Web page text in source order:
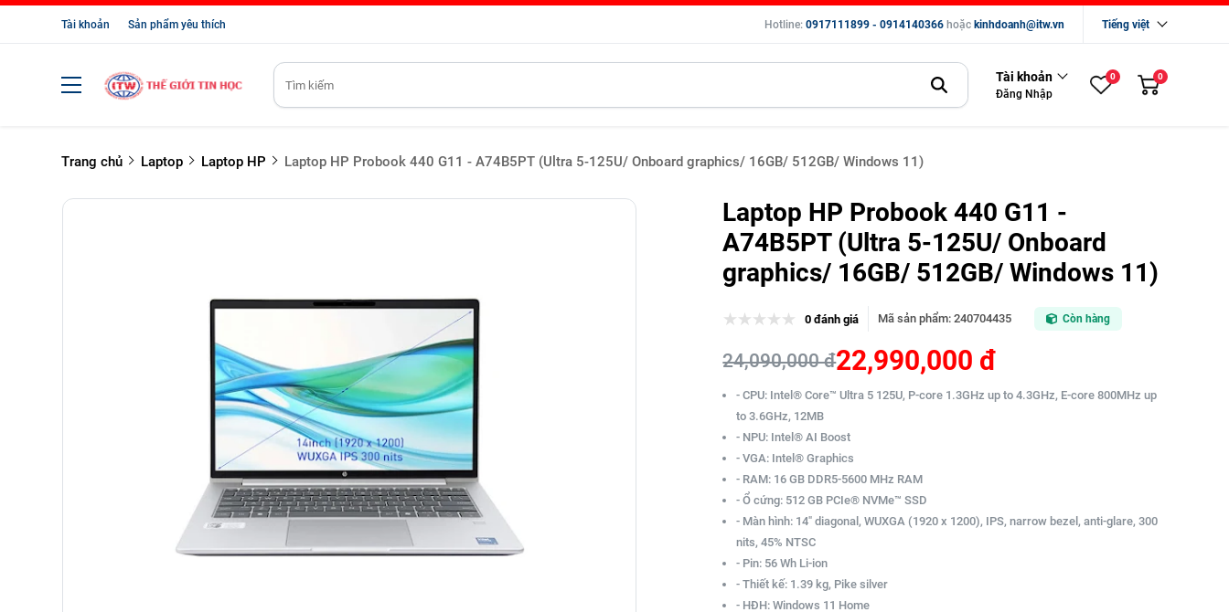
Tài khoản Sản phẩm yêu thích Hotline: 0917111899 - 0914140366 hoặc kinhdoanh@itw.vn Tiếng việt
Tài khoản
Đăng Nhập
0 0
Trang chủ Laptop Laptop HP Laptop HP Probook 440 G11 - A74B5PT (Ultra 5-125U/ Onboard graphics/ 16GB/ 512GB/ Windows 11)
Laptop HP Probook 440 G11 -
A74B5PT (Ultra 5-125U/ Onboard
graphics/ 16GB/ 512GB/ Windows 11)
0 đánh giá Mã sản phẩm:240704435 Còn hàng
24,090,000 đ22,990,000 đ
- CPU: Intel® Core™ Ultra 5 125U, P-core 1.3GHz up to 4.3GHz, E-core 800MHz up
to 3.6GHz, 12MB
- NPU: Intel® AI Boost
- VGA: Intel® Graphics
- RAM: 16 GB DDR5-5600 MHz RAM
- Ổ cứng: 512 GB PCIe® NVMe™ SSD
- Màn hình: 14" diagonal, WUXGA (1920 x 1200), IPS, narrow bezel, anti-glare, 300
nits, 45% NTSC
- Pin: 56 Wh Li-ion
- Thiết kế: 1.39 kg, Pike silver
- HĐH: Windows 11 Home